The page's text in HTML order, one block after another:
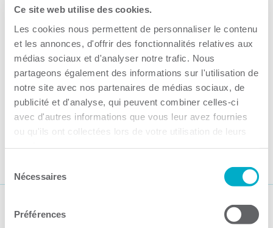
Ce site web utilise des cookies.
Les cookies nous permettent de personnaliser le contenu
et les annonces, d'offrir des fonctionnalités relatives aux
médias sociaux et d'analyser notre trafic. Nous
partageons également des informations sur l'utilisation de
notre site avec nos partenaires de médias sociaux, de
publicité et d'analyse, qui peuvent combiner celles-ci
avec d'autres informations que vous leur avez fournies
ou qu'ils ont collectées lors de votre utilisation de leurs
Nécessaires
Préférences
s.e.n.c.r.l.
Site Web
J.E.T. NOTAIRE INC.
Site Web
Suivez-nous